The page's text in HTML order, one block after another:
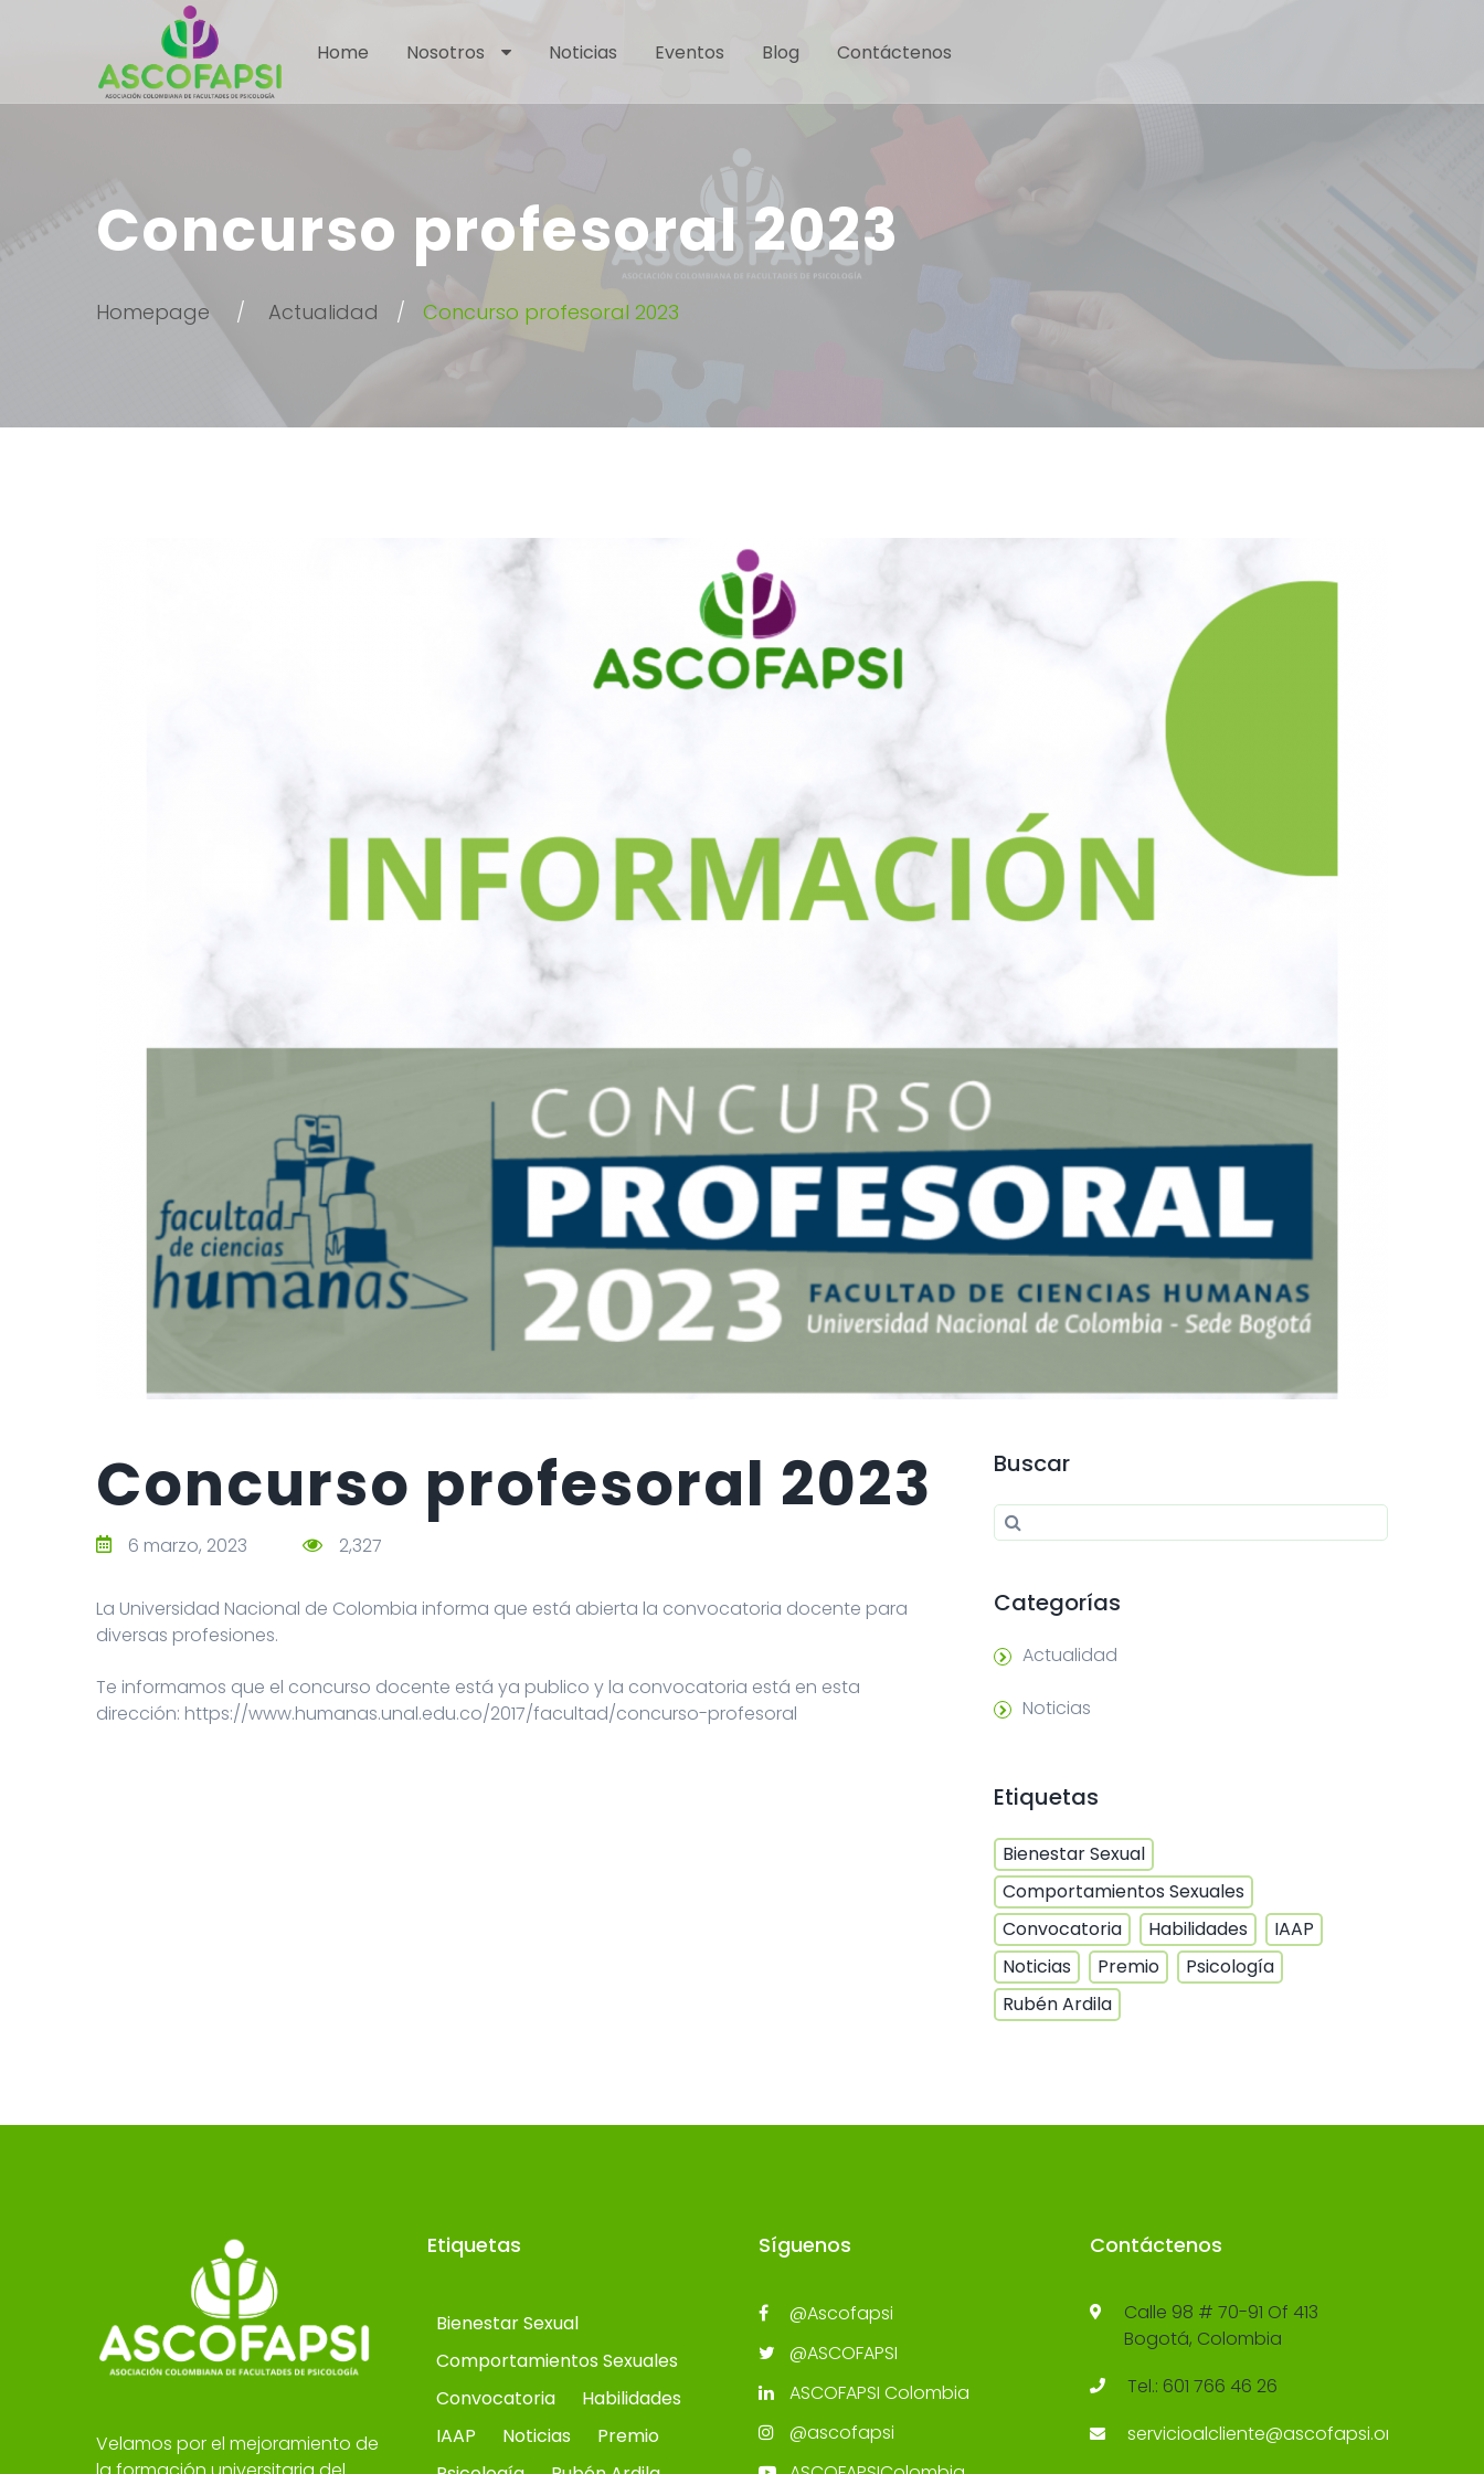
Home Nosotros Noticias Eventos Blog Contáctenos
Concurso profesoral 2023
Homepage Actualidad Concurso profesoral 2023
Concurso profesoral 2023
6 marzo, 2023 2,327
La Universidad Nacional de Colombia informa que está abierta la convocatoria docente para
diversas profesiones.
Te informamos que el concurso docente está ya publico y la convocatoria está en esta
dirección: https://www.humanas.unal.edu.co/2017/facultad/concurso-profesoral
Buscar
Search for:
Categorías
Actualidad
Noticias
Etiquetas
Bienestar Sexual
Comportamientos Sexuales
Convocatoria
Habilidades
IAAP
Noticias
Premio
Psicología
Rubén Ardila
Velamos por el mejoramiento de
Etiquetas
Bienestar Sexual
Comportamientos Sexuales
Convocatoria
Habilidades
IAAP
Noticias
Premio
Síguenos
@Ascofapsi
@ASCOFAPSI
ASCOFAPSI Colombia
@ascofapsi
Contáctenos
Calle 98 # 70-91 Of 413
Bogotá, Colombia
Tel.: 601 766 46 26
servicioalcliente@ascofapsi.org.co